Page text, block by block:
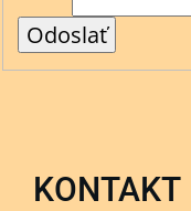
KONTAKT